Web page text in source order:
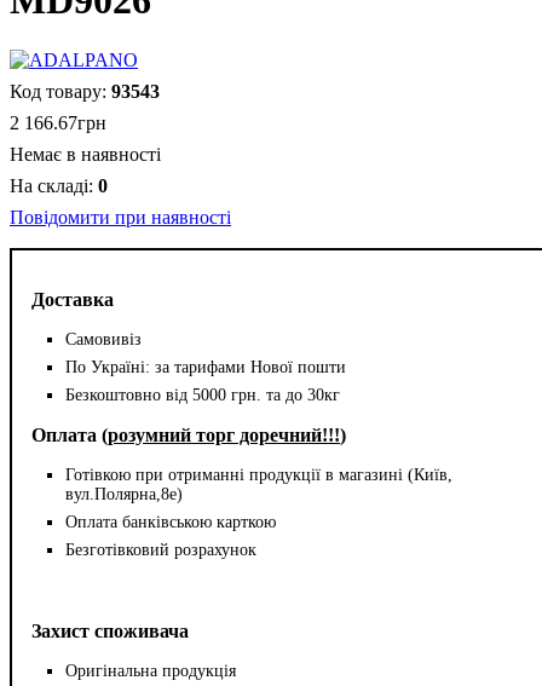
Доставка
Самовивіз
По Україні: за тарифами Нової пошти
Безкоштовно від 5000 грн. та до 30кг
Оплата (розумний торг доречний!!!)
Готівкою при отриманні продукції в магазині (Київ,
вул.Полярна,8е)
Оплата банківською карткою
Безготівковий розрахунок
Захист споживача
Оригінальна продукція
93543
2 166.67грн
Немає в наявності
0
Повідомити при наявності